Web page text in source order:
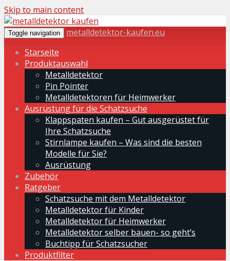
Skip to main content
Toggle navigation
metalldetektor-kaufen.eu
Starseite
Produktauswahl
Metalldetektor
Pin Pointer
Metalldetektoren für Heimwerker
Ausrüstung für die Schatzsuche
Klappspaten kaufen – Gut ausgerüstet für
Ihre Schatzsuche
Stirnlampe kaufen – Was sind die besten
Modelle für Sie?
Ausrüstung
Zubehör
Ratgeber
Schatzsuche mit dem Metalldetektor
Metalldetektor für Kinder
Metalldetektor für Heimwerker
Metalldetektor selber bauen- so geht’s
Buchtipp für Schatzsucher
Produktfilter